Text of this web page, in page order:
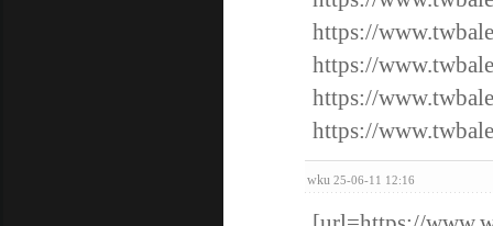
https://
https://
https://
https://
wku 25-06-11 12:16